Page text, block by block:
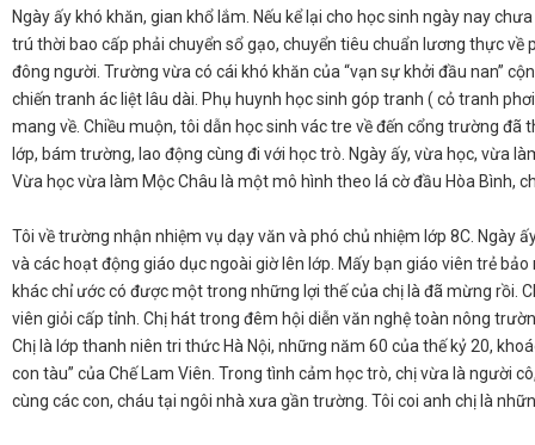
​Ngày ấy khó khăn, gian khổ lắm. Nếu kể lại cho học sinh ngày nay
trú thời bao cấp phải chuyển sổ gạo, chuyển tiêu chuẩn lương thực
đông người. Trường vừa có cái khó khăn của “vạn sự khởi đầu nan”
chiến tranh ác liệt lâu dài. Phụ huynh học sinh góp tranh ( cỏ tranh
mang về. Chiều muộn, tôi dẫn học sinh vác tre về đến cổng trường
lớp, bám trường, lao động cùng đi với học trò. Ngày ấy, vừa học, vừa
Vừa học vừa làm Mộc Châu là một mô hình theo lá cờ đầu Hòa Bình,
​Tôi về trường nhận nhiệm vụ dạy văn và phó chủ nhiệm lớp 8C. Ngày
và các hoạt động giáo dục ngoài giờ lên lớp. Mấy bạn giáo viên trẻ
khác chỉ ước có được một trong những lợi thế của chị là đã mừng rồi.
viên giỏi cấp tỉnh. Chị hát trong đêm hội diễn văn nghệ toàn nông
Chị là lớp thanh niên tri thức Hà Nội, những năm 60 của thế kỷ 20,
con tàu” của Chế Lam Viên. Trong tình cảm học trò, chị vừa là người
cùng các con, cháu tại ngôi nhà xưa gần trường. Tôi coi anh chị là